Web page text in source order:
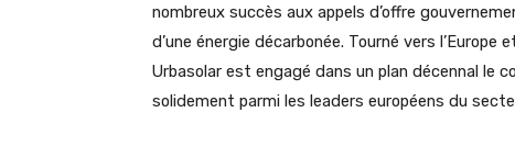
nombreux succès aux appels d’offre
d’une énergie décarbonée. Tourné vers
Urbasolar est engagé dans un plan décennal le
solidement parmi les leaders européens du